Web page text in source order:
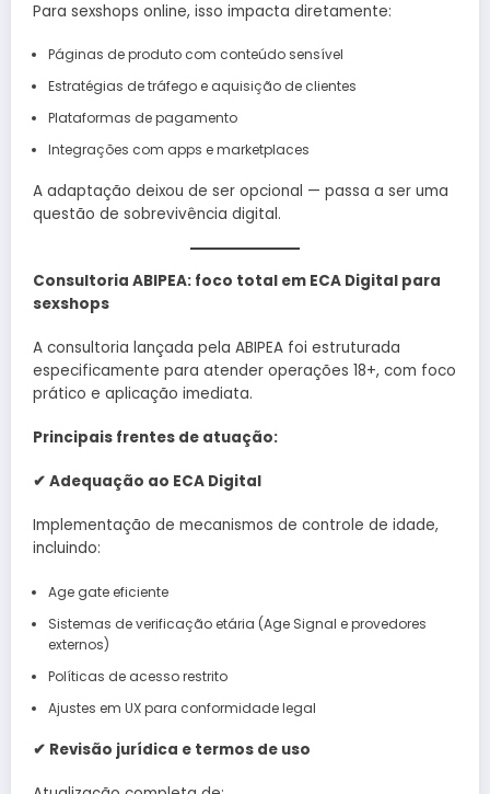
Para sexshops online, isso impacta diretamente:
Páginas de produto com conteúdo sensível
Estratégias de tráfego e aquisição de clientes
Plataformas de pagamento
Integrações com apps e marketplaces
A adaptação deixou de ser opcional — passa a ser uma
questão de sobrevivência digital.
Consultoria ABIPEA: foco total em ECA Digital para
sexshops
A consultoria lançada pela ABIPEA foi estruturada
especificamente para atender operações 18+, com foco
prático e aplicação imediata.
Principais frentes de atuação:
✔ Adequação ao ECA Digital
Implementação de mecanismos de controle de idade,
incluindo:
Age gate eficiente
Sistemas de verificação etária (Age Signal e provedores
externos)
Políticas de acesso restrito
Ajustes em UX para conformidade legal
✔ Revisão jurídica e termos de uso